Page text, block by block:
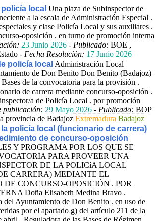
local Una plaza de Subinspector de
a la escala de Administración Especial .
y clase Policía Local y sus auxiliares .
oposición . en turno de promoción interna
23 Junio 2026 - Publicado: BOE ,
- Fecha Resolución: 17 Junio 2026
policía local Administración Local
de Don Benito Don Benito (Badajoz)
de la convocatoria para la provisión .
de carrera mediante concurso-oposición .
a de Policía Local . por promoción
publicación: 29 Mayo 2026 - Publicado: BOP
provincia de Badajoz Extremadura Badajoz
policía local (funcionario de carrera)
de concurso-oposición
Y PROGRAMA POR LOS QUE SE
PARA PROVEER UNA
DE LA POLICíA LOCAL
CARRERA) MEDIANTE EL
DE CONCURSO-OPOSICIÓN . POR
Doña Elisabeth Medina Bravo .
del Ayuntamiento de Don Benito . en uso de
por el apartado g) del artículo 211 de la